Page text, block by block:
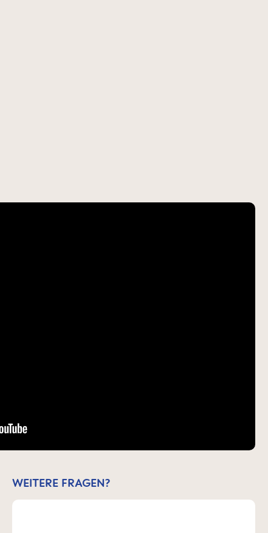
WEITERE FRAGEN?